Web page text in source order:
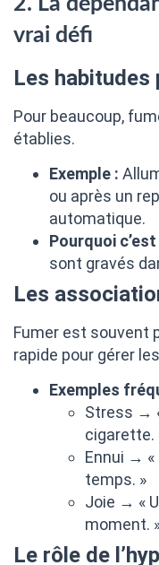
vrai défi
Les
Pour beaucoup,
établies.
Exemple :
ou après un
automatique.
Pourquoi
sont gravés
Les
Fumer est souvent
rapide pour gérer
Exemples
Stress →
cigarette.
Ennui → «
temps. »
Joie → «
moment.
Le rôle de